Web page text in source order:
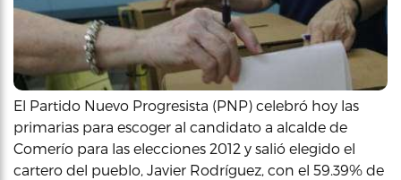
El Partido Nuevo Progresista (PNP) celebró hoy las
primarias para escoger al candidato a alcalde de
Comerío para las elecciones 2012 y salió elegido el
cartero del pueblo, Javier Rodríguez, con el 59.39% de